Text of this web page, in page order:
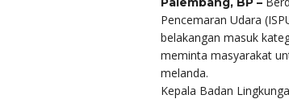
Pencemaran Udara
belakangan masuk
meminta masyarakat
melanda.
Kepala Badan